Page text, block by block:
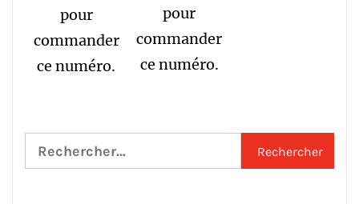
pour
commander
ce numéro.
pour
commander
ce numéro.
Rechercher :